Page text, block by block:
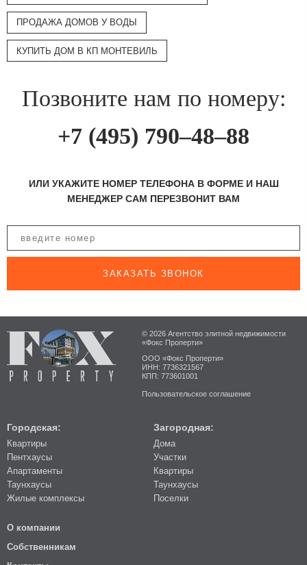
ПРОДАЖА ДОМОВ У ВОДЫ
КУПИТЬ ДОМ В КП МОНТЕВИЛЬ
Позвоните нам по номеру:
+7 (495) 790–48–88
ИЛИ УКАЖИТЕ НОМЕР ТЕЛЕФОНА В ФОРМЕ И НАШ
МЕНЕДЖЕР САМ ПЕРЕЗВОНИТ ВАМ
ЗАКАЗАТЬ ЗВОНОК
© 2026 Агентство элитной недвижимости
«Фокс Проперти»
ООО «Фокс Проперти»
ИНН: 7736321567
КПП: 773601001
Пользовательское соглашение
Городская:
Квартиры
Пентхаусы
Апартаменты
Таунхаусы
Жилые комплексы
Загородная:
Дома
Участки
Квартиры
Таунхаусы
Поселки
О компании
Собственникам